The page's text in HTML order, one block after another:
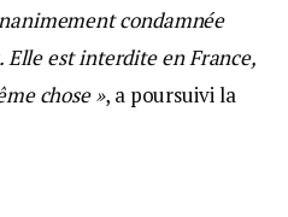
condamnée
est interdite en France,
chose », a poursuivi la